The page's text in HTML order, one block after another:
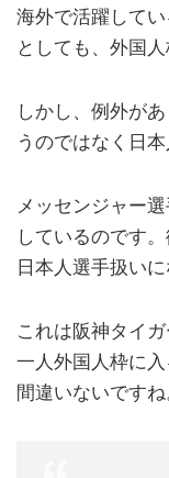
海外で活躍して
としても、外国
しかし、例外が
うのではなく日
メッセンジャー
しているのです
日本人選手扱いに
これは阪神タイ
一人外国人枠に
間違いないですね